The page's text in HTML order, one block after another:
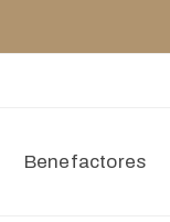
Benefactores